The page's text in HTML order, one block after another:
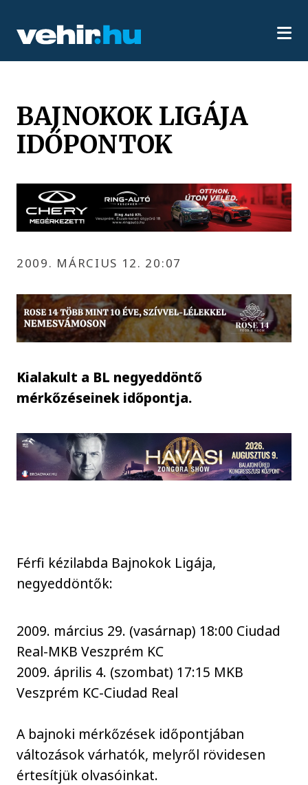
BAJNOKOK LIGÁJA
IDŐPONTOK
2009. MÁRCIUS 12. 20:07
Kialakult a BL negyeddöntő
mérkőzéseinek időpontja.
Férfi kézilabda Bajnokok Ligája,
negyeddöntők:
2009. március 29. (vasárnap) 18:00 Ciudad
Real-MKB Veszprém KC
2009. április 4. (szombat) 17:15 MKB
Veszprém KC-Ciudad Real
A bajnoki mérkőzések időpontjában
változások várhatók, melyről rövidesen
értesítjük olvasóinkat.